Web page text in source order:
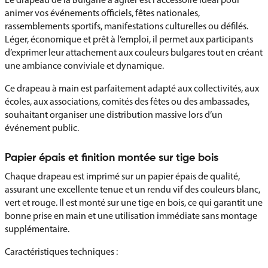
animer vos événements officiels, fêtes nationales,
rassemblements sportifs, manifestations culturelles ou défilés.
Léger, économique et prêt à l’emploi, il permet aux participants
d’exprimer leur attachement aux couleurs bulgares tout en créant
une ambiance conviviale et dynamique.
Ce drapeau à main est parfaitement adapté aux collectivités, aux
écoles, aux associations, comités des fêtes ou des ambassades,
souhaitant organiser une distribution massive lors d’un
événement public.
Papier épais et finition montée sur tige bois
Chaque drapeau est imprimé sur un papier épais de qualité,
assurant une excellente tenue et un rendu vif des couleurs blanc,
vert et rouge. Il est monté sur une tige en bois, ce qui garantit une
bonne prise en main et une utilisation immédiate sans montage
supplémentaire.
Caractéristiques techniques :